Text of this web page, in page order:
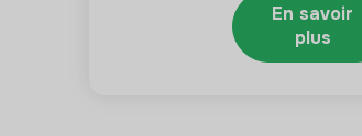
En savoir
plus